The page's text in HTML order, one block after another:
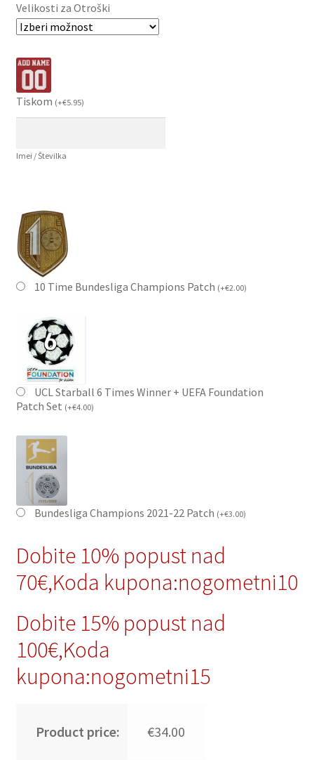
Velikosti za Otroški
Tiskom (+€5.95)
Imei / Številka
10 Time Bundesliga Champions Patch (+€2.00)
UCL Starball 6 Times Winner + UEFA Foundation
Patch Set (+€4.00)
Bundesliga Champions 2021-22 Patch (+€3.00)
Dobite 10% popust nad
70€,Koda kupona:nogometni10
Dobite 15% popust nad
100€,Koda
kupona:nogometni15
Product price: €34.00